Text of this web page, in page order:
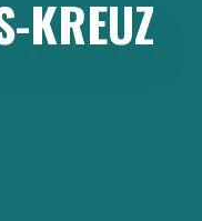
KREUZ